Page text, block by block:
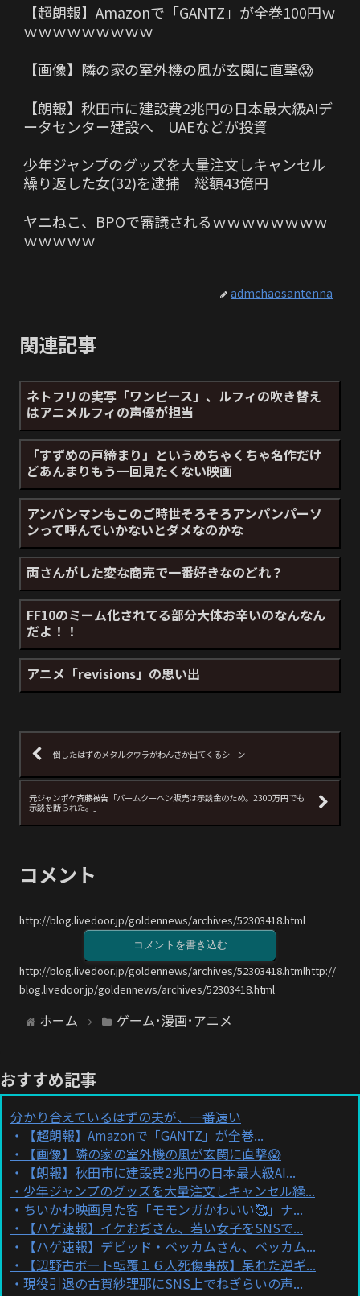
【超朗報】Amazonで「GANTZ」が全巻100円ｗ
ｗｗｗｗｗｗｗｗｗ
【画像】隣の家の室外機の風が玄関に直撃😱
【朗報】秋田市に建設費2兆円の日本最大級AIデ
ータセンター建設へ UAEなどが投資
少年ジャンプのグッズを大量注文しキャンセル
繰り返した女(32)を逮捕 総額43億円
ヤニねこ、BPOで審議されるｗｗｗｗｗｗｗｗ
ｗｗｗｗｗ
admchaosantenna
関連記事
ネトフリの実写「ワンピース」、ルフィの吹き替え
はアニメルフィの声優が担当
「すずめの戸締まり」というめちゃくちゃ名作だけ
どあんまりもう一回見たくない映画
アンパンマンもこのご時世そろそろアンパンパーソ
ンって呼んでいかないとダメなのかな
両さんがした変な商売で一番好きなのどれ？
FF10のミーム化されてる部分大体お辛いのなんなん
だよ！！
アニメ「revisions」の思い出
倒したはずのメタルクウラがわんさか出てくるシーン
元ジャンポケ斉藤被告「バームクーヘン販売は示談金のため。2300万円でも
示談を断られた。」
コメント
http://blog.livedoor.jp/goldennews/archives/52303418.html
コメントを書き込む
http://blog.livedoor.jp/goldennews/archives/52303418.htmlhttp://
blog.livedoor.jp/goldennews/archives/52303418.html
ホーム ゲーム･漫画･アニメ
おすすめ記事
分かり合えているはずの夫が、一番遠い
【超朗報】Amazonで「GANTZ」が全巻...
【画像】隣の家の室外機の風が玄関に直撃😱
【朗報】秋田市に建設費2兆円の日本最大級AI...
少年ジャンプのグッズを大量注文しキャンセル繰...
ちいかわ映画見た客「モモンガかわいい🥰」ナ...
【ハゲ速報】イケおぢさん、若い女子をSNSで...
【ハゲ速報】デビッド・ベッカムさん、ベッカム...
【辺野古ボート転覆１６人死傷事故】呆れた逆ギ...
現役引退の古賀紗理那にSNS上でねぎらいの声...